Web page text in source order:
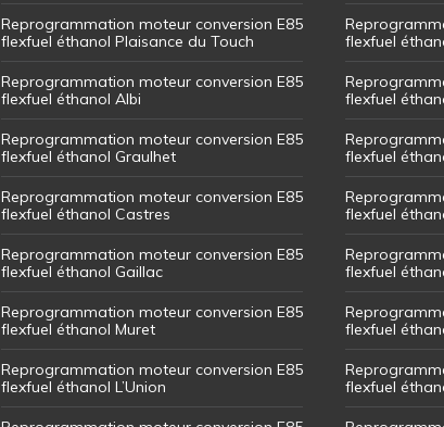
Reprogrammation moteur conversion E85
flexfuel éthanol Plaisance du Touch
Reprogrammation moteur conversion E85
flexfuel éthanol Albi
Reprogrammation moteur conversion E85
flexfuel éthanol Graulhet
Reprogrammation moteur conversion E85
flexfuel éthanol Castres
Reprogrammation moteur conversion E85
flexfuel éthanol Gaillac
Reprogrammation moteur conversion E85
flexfuel éthanol Muret
Reprogrammation moteur conversion E85
flexfuel éthanol L’Union
flexfuel
flexfuel
flexfuel
flexfuel
flexfuel
flexfuel
flexfuel